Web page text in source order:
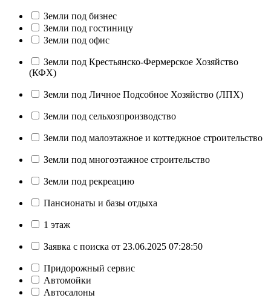
Земли под бизнес
Земли под гостиницу
Земли под офис
Земли под Крестьянско-Фермерское Хозяйство
(КФХ)
Земли под Личное Подсобное Хозяйство (ЛПХ)
Земли под сельхозпроизводство
Земли под малоэтажное и коттеджное строительство
Земли под многоэтажное строительство
Земли под рекреацию
Пансионаты и базы отдыха
1 этаж
Заявка с поиска от 23.06.2025 07:28:50
Придорожный сервис
Автомойки
Автосалоны